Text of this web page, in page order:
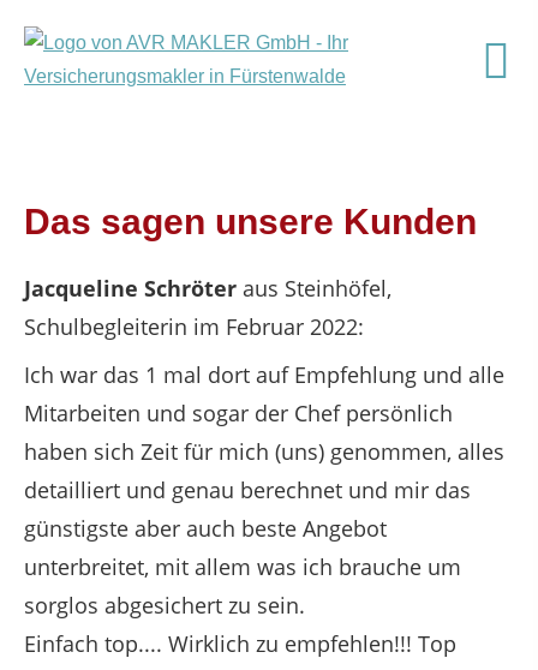
Das sagen unsere Kunden
Jacqueline Schröter aus Steinhöfel,
Schulbegleiterin im Februar 2022:
Ich war das 1 mal dort auf Empfehlung und alle
Mitarbeiten und sogar der Chef persönlich
haben sich Zeit für mich (uns) genommen, alles
detailliert und genau berechnet und mir das
günstigste aber auch beste Angebot
unterbreitet, mit allem was ich brauche um
sorglos abgesichert zu sein.
Einfach top.... Wirklich zu empfehlen!!! Top